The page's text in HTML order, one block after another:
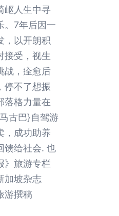
岖人生中寻
。7年后因一
，以开朗积
接受，视生
战，痊愈后
停不了想振
落格力量在
古巴}自驾游
，成功助养
馈给社会. 也
》旅游专栏
加坡杂志
游撰稿